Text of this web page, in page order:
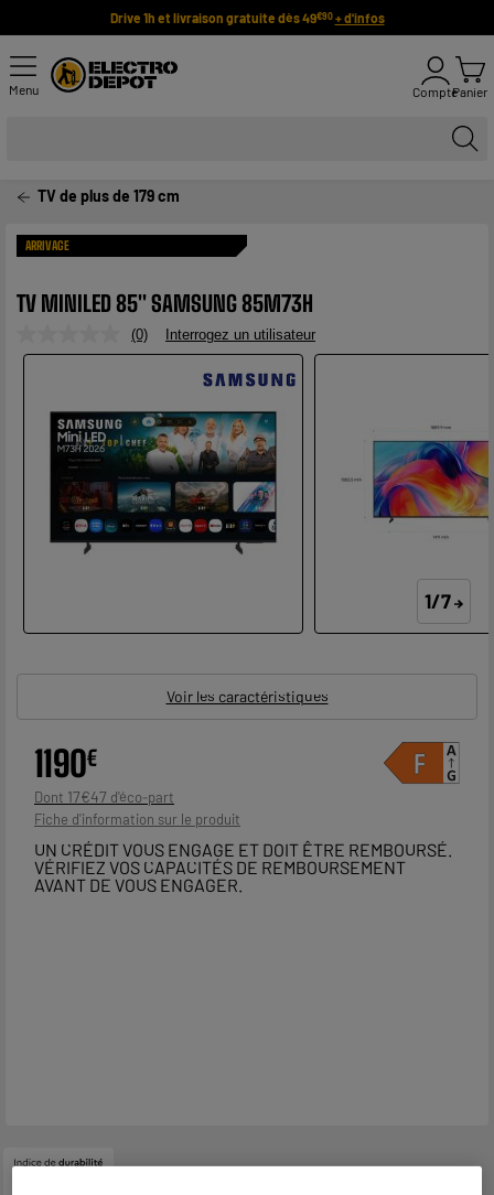
Drive 1h et livraison gratuite dès 49€90 + d'infos
Menu ComptePanier
TV de plus de 179 cm
ARRIVAGE
TV MINILED 85" SAMSUNG 85M73H
Aucune
valeur
Lien
sur
la
même
page.
(0) Interrogez un utilisateur
1/7
Voir les caractéristiques
1190€
Dont 17€47
Fiche d'information sur le produit
UN CRÉDIT VOUS ENGAGE ET DOIT ÊTRE REMBOURSÉ.
VÉRIFIEZ VOS CAPACITÉS DE REMBOURSEMENT
AVANT DE VOUS ENGAGER.